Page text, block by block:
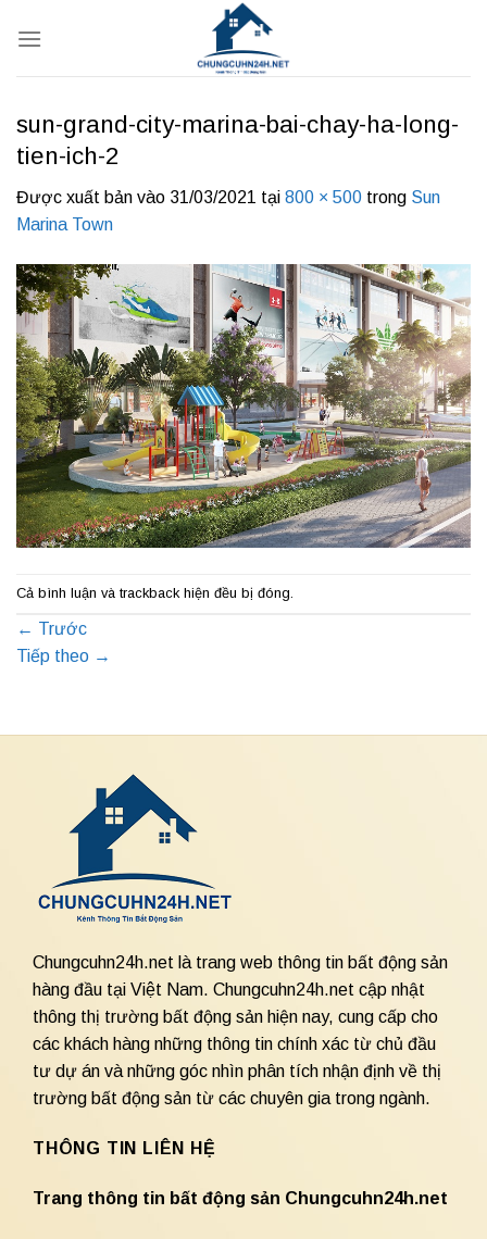
qua
sun-grand-city-marina-bai-chay-ha-long-
tien-ich-2
Được xuất bản vào 31/03/2021 tại 800 × 500 trong Sun
Marina Town
Cả bình luận và trackback hiện đều bị đóng.
← Trước
Tiếp theo →
Chungcuhn24h.net là trang web thông tin bất động sản
hàng đầu tại Việt Nam. Chungcuhn24h.net cập nhật
thông thị trường bất động sản hiện nay, cung cấp cho
các khách hàng những thông tin chính xác từ chủ đầu
tư dự án và những góc nhìn phân tích nhận định về thị
trường bất động sản từ các chuyên gia trong ngành.
THÔNG TIN LIÊN HỆ
Trang thông tin bất động sản Chungcuhn24h.net